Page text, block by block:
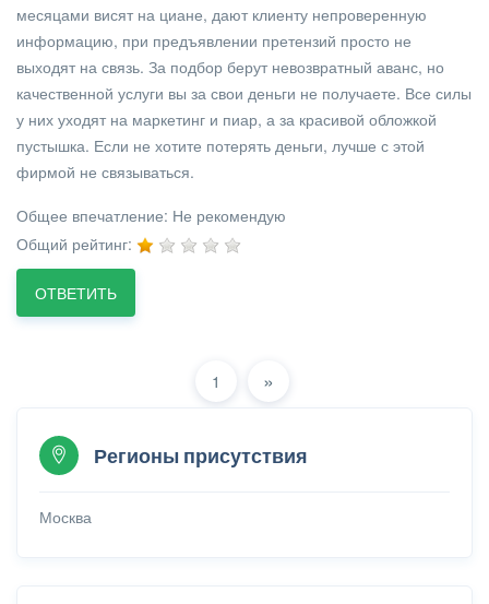
месяцами висят на циане, дают клиенту непроверенную
информацию, при предъявлении претензий просто не
выходят на связь. За подбор берут невозвратный аванс, но
качественной услуги вы за свои деньги не получаете. Все силы
у них уходят на маркетинг и пиар, а за красивой обложкой
пустышка. Если не хотите потерять деньги, лучше с этой
фирмой не связываться.
Общее впечатление: Не рекомендую
Общий рейтинг:
ОТВЕТИТЬ
1 »
Регионы присутствия
Москва